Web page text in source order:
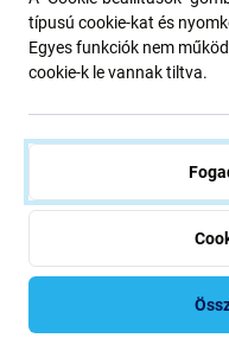
16 éves vagyok
Egyetértek azzal, hogy
Rated Excellent
típusú cookie-kat és
Egyes funkciók nem
cookie-k le vannak tiltva.